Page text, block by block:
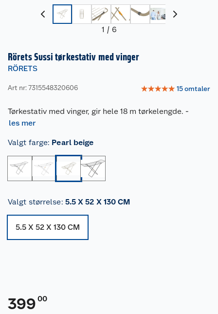
1 / 6
Rörets Sussi tørkestativ med vinger
RÖRETS
Art nr: 7315548320606 ☆☆☆☆☆ 15omtaler
Tørkestativ med vinger, gir hele 18 m tørkelengde. -
les mer
Valgt farge: Pearl beige
Valgt størrelse: 5.5 X 52 X 130 CM
5.5 X 52 X 130 CM
399 00